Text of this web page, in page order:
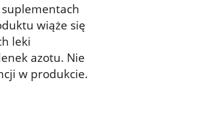
wiąże się
leki
azotu. Nie
w produkcie.